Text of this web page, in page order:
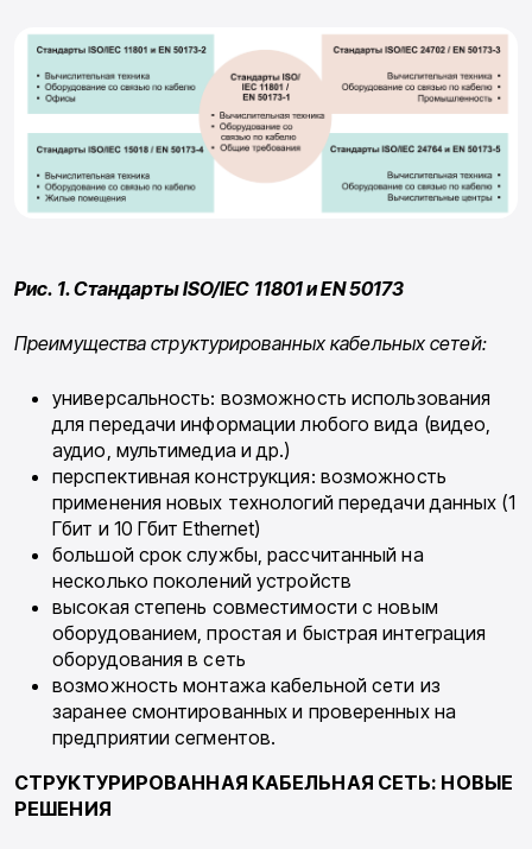
Рис. 1. Стандарты ISO/IEC 11801 и EN 50173
Преимущества структурированных ка­бельных сетей:
универсальность: возможность использова­ния
для передачи информации любого вида (видео,
аудио, мультимедиа и др.)
перспективная конструкция: возможность
применения новых технологий передачи данных (1
Гбит и 10 Гбит Ethernet)
большой срок службы, рассчитанный на
несколько поколений устройств
высокая степень совместимости с новым
оборудованием, простая и быстрая интег­рация
оборудования в сеть
возможность монтажа кабельной сети из
заранее смонтированных и проверенных на
предприятии сегментов.
СТРУКТУРИРОВАННАЯ КАБЕЛЬНАЯ СЕТЬ: НОВЫЕ
РЕШЕНИЯ